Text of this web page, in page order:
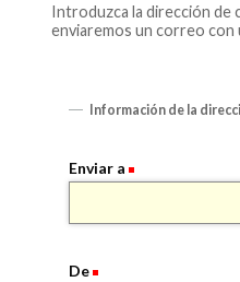
Introduzca la dirección de
enviaremos un correo con
Información de la
Enviar a
De